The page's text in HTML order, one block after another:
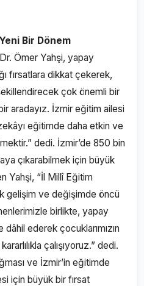
Bir Dönem
Ömer Yahşi, yapay
fırsatlara dikkat çekerek,
çok önemli bir
aradayız. İzmir eğitim ailesi
eğitimde daha etkin ve
dedi. İzmir’de 850 bin
çıkarabilmek için büyük
Yahşi, “İl Millî Eğitim
gelişim ve değişimde öncü
birlikte, yapay
ederek çocuklarımızın
çalışıyoruz.” dedi.
ve İzmir’in eğitimde
için büyük bir fırsat